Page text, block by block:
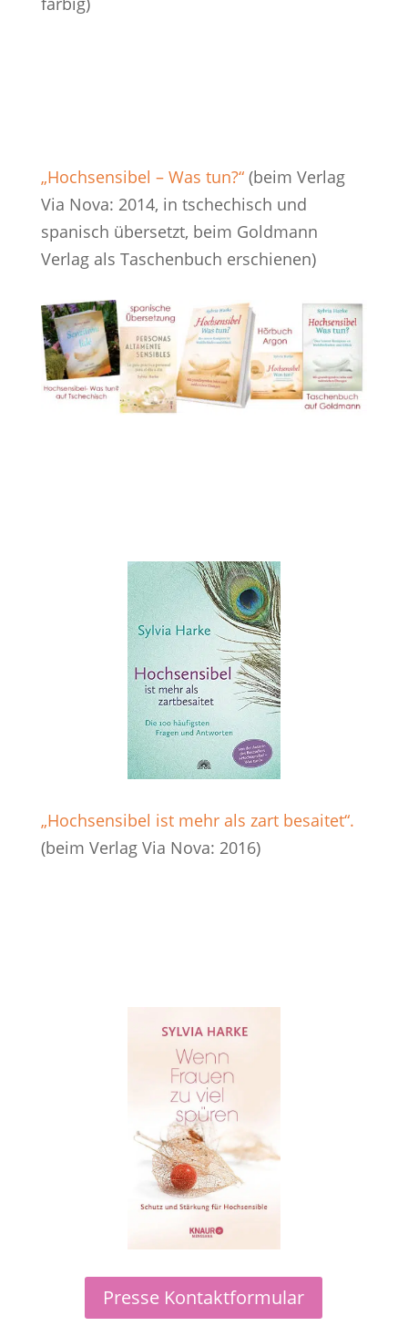
„Hochsensibel – Was tun?“(beim Verlag
Via Nova: 2014, in tschechisch und
spanisch übersetzt, beim Goldmann
Verlag als Taschenbuch erschienen)
„Hochsensibel ist mehr als zart besaitet“.
(beim Verlag Via Nova: 2016)
Presse Kontaktformular